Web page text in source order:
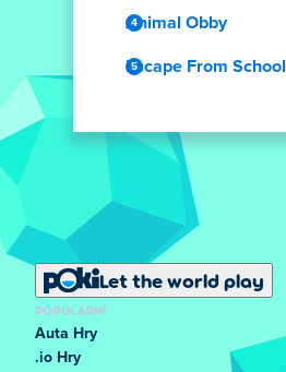
Animal Obby
Escape From School
Let the world play
POPULÁRNÍ
Auta Hry
.io Hry